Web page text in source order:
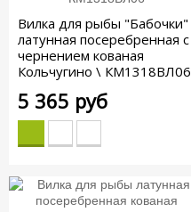
Вилка для рыбы "Бабочки"
латунная посеребренная с
чернением кованая
Кольчугино \ КМ1318ВЛ06
5 365 руб